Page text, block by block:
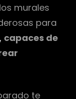
murales
para
capaces de
te